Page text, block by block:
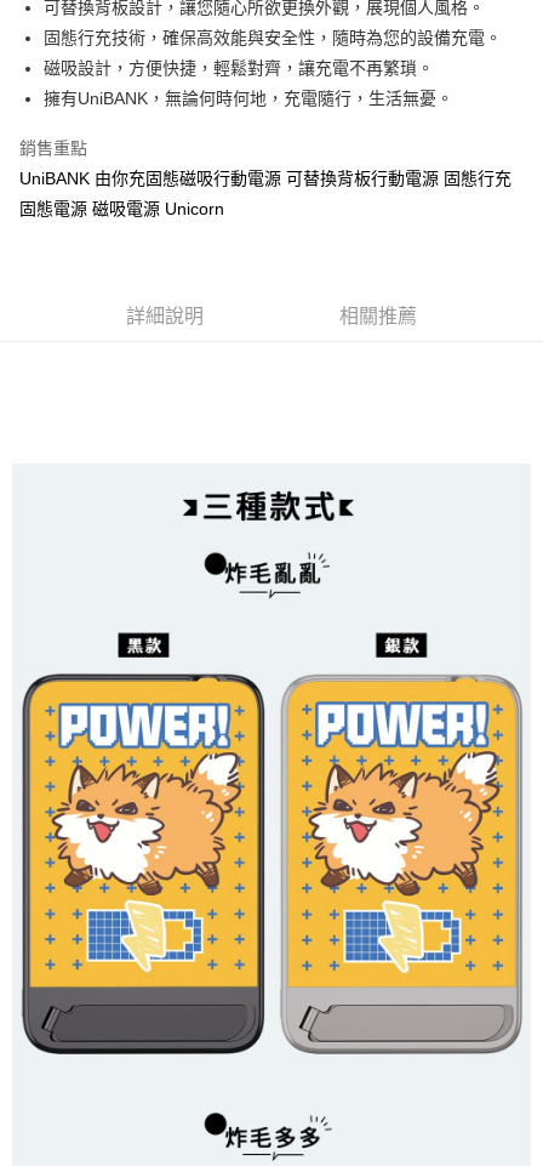
國泰世華商業銀行
兆豐國際商業銀行
臺灣中小企業銀行
台中商業銀行
匯豐（台灣）商業銀行
華泰商業銀行
聯邦商業銀行
遠東國際商業銀行
元大商業銀行
永豐商業銀行
台新國際商業銀行
台灣樂天信用卡公司
上海商業儲蓄銀行
台北富邦商業銀行
國泰世華商業銀行
兆豐國際商業銀行
臺灣中小企業銀行
台中商業銀行
匯豐（台灣）商業銀行
華泰商業銀行
元大商業銀行
玉山商業銀行
星展（台灣）商業銀行
台灣樂天信用卡公司
上海商業儲蓄銀行
台北富邦商業銀行
國泰世華商業銀行
兆豐國際商業銀行
臺灣中小企業銀行
台中商業銀行
聯邦商業銀行
元大商業銀行
永豐商業銀行
玉山商業銀行
合作金庫商業銀行
第一商業銀行
華南商業銀行
彰化商業銀行
兆豐國際商業銀行
臺灣中小企業銀行
台中商業銀行
華泰商業銀行
遠東國際商業銀行
元大商業銀行
永豐商業銀行
超商取貨付款
LINE Pay
街口支付
悠遊付
3.實際核准額度、可分期數及費用金額請依後續交易確認頁面所載為準。
消。如遇「轉專審核」未通過狀況，表示未達大哥付你分期系統評分，恕無
1.分期款項不併入電信帳單，「大哥付你分期」於每月結算日後寄送繳費提
2.透過簡訊連結打開帳單後，可選擇「超商條碼／台灣大直營門市／銀行轉
帳／街口支付／iPASS MONEY」等通路繳費。
【注意事項】
1.本服務係由「台灣大哥大股份有限公司」（以下簡稱本公司）所提供，讓
用戶於交易時，得透過本服務購買商品或服務，並由商店將買賣／分期付款
買賣價金債權讓與本公司後，依約使用本公司帳單繳交帳款。
2.基於同意付款使用「大哥付你分期」之契約關係目的，商店將以您的個人
資料（包含姓名、電話或地址）提供予台灣大哥大進項蒐集、處理及利用，
由本公司與您本人進行分期帳單所需資料之確認、核對及更正。
3.完整用戶服務條款，請詳閱以下連結：
https://oppay.tw/userRule
AFTEE先享後付是「在收到商品之後才付款」的支付方式。 讓您購物簡單
１．簡單：不需註冊會員、不需綁卡、不需儲值。
２．便利：只要手機號碼，簡訊認證，即可結帳。
３．安心：先確認商品／服務後，再付款。
【「AFTEE先享後付」結帳流程】
１．於結帳方式選擇「AFTEE先享後付」後，將跳轉至「AFTEE先享後付」
結帳頁面，進行簡訊認證並確認金額後，即可完成結帳。
２．訂單成立數日內，您將收到繳費通知簡訊。
３．收到繳費通知簡訊後14天內，點擊此簡訊中的連結，可透過四大超商／
ATM／網路銀行／等多元方式進行付款，方視為交易完成。
※ 請注意：結帳手續完成當下不需立刻繳費，但若您需要取消訂單，請聯絡
購買商品的店家。未經商家同意取消之訂單仍視為有效，需透過AFTEE先享
後付繳納相關費用。
※ 交易是否成功請以「AFTEE先享後付 」之結帳頁面顯示為準，若有關於
是否繳費成功／繳費後需取消欲退款等相關疑問，請聯繫「AFTEE先享後付
客戶支援中心」https://netprotections.freshdesk.com/support/home
【注意事項】
１．透過由恩沛科技股份有限公司提供之「AFTEE先享後付」服務完成之交
易，需依本服務之必要範圍內提供個人資料，並將交易相關給付款項請求債
權轉讓予恩沛科技股份有限公司。
２．關於個人資料處理事宜，請瀏覽以下網址：
https://aftee.tw/terms/#terms3
３．未成年的使用者請事先徵得法定代理人或監護人之同意方可使用
４．使用「AFTEE先享後付」時，將依據個別帳號之用戶狀況，依本公司即
時審查核予不同之上限額度；若仍有額度不足之情形，本公司將視審查結果
每筆NT$70，滿NT$1,000(含以上)免運費
付款後全家取貨
每筆NT$70，滿NT$899(含以上)免運費
7-11取貨（物流比較快）
每筆NT$70，滿NT$1,000(含以上)免運費
付款後7-11取貨(出貨較快)
每筆NT$70，滿NT$899(含以上)免運費
為了避免耽誤您寶貴的收件時間，建議採用宅配方式配送商品。
每筆NT$80，滿NT$1,500(含以上)免運費
EZPost 中華郵政 (*Maximum item weight: 2kg.) 查看運費
SF Express 順豐速運 (中港澳可填順豐站點點碼) 查看運費
可替換背板設計，讓您隨心所欲更換外觀，展現個人風格。
固態行充技術，確保高效能與安全性，隨時為您的設備充電。
磁吸設計，方便快捷，輕鬆對齊，讓充電不再繁瑣。
擁有UniBANK，無論何時何地，充電隨行，生活無憂。
銷售重點
UniBANK 由你充固態磁吸行動電源 可替換背板行動電源 固態行充
固態電源 磁吸電源 Unicorn
詳細說明 相關推薦